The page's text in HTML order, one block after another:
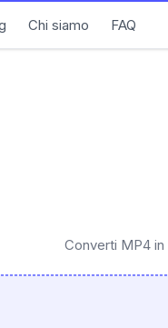
Chi siamo FAQ
Converti MP4